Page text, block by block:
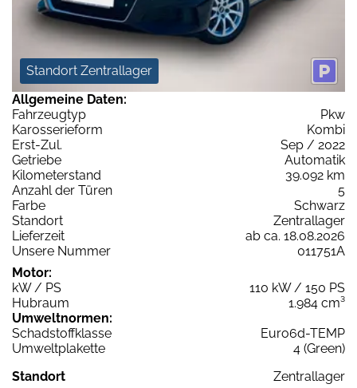
Standort Zentrallager
Allgemeine Daten:
Fahrzeugtyp
Pkw
Karosserieform
Kombi
Erst-Zul.
Sep / 2022
Getriebe
Automatik
Kilometerstand
39.092 km
Anzahl der Türen
5
Farbe
Schwarz
Standort
Zentrallager
Lieferzeit
ab ca. 18.08.2026
Unsere Nummer
011751A
Motor:
kW / PS
110 kW / 150 PS
Hubraum
1.984 cm³
Umweltnormen:
Schadstoffklasse
Euro6d-TEMP
Umweltplakette
4 (Green)
Standort
Zentrallager